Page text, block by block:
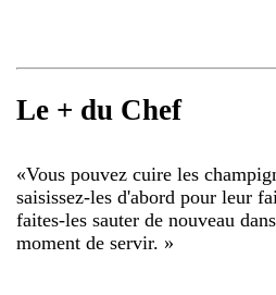
Le + du Chef
«Vous pouvez cuire les
saisissez-les d'abord pour leur
faites-les sauter de nouveau
moment de servir. »